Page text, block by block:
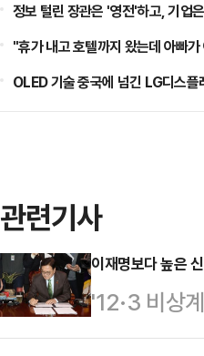
정보 털린 장관은 '영전'하고, 기업
"휴가 내고 호텔까지 왔는데 아빠
OLED 기술 중국에 넘긴 LG디스플
관련기사
이재명보다 높은
'12·3 비상
질 전망이